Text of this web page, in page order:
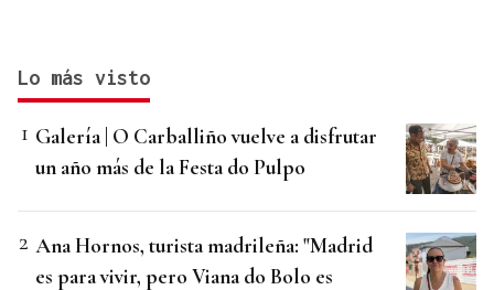
Lo más visto
Galería | O Carballiño vuelve a disfrutar
un año más de la Festa do Pulpo
Ana Hornos, turista madrileña: "Madrid
es para vivir, pero Viana do Bolo es